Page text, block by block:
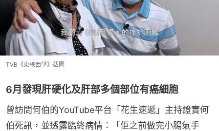
TVB《東張西望》截圖
6月發現肝硬化及肝部多個部位有癌細胞
曾訪問何伯的YouTube平台「花生速遞」主持證實何
伯死訊，並透露臨終病情：「佢之前做完小腸氣手